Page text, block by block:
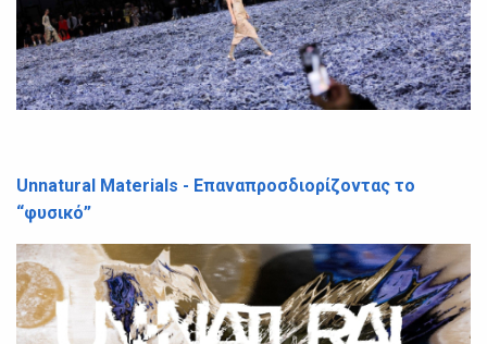
Unnatural Materials - Επαναπροσδιορίζοντας το
“φυσικό”